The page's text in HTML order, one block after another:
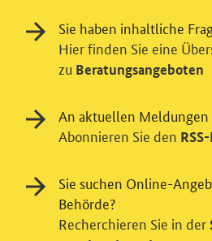
Einwilligung in
Videodienst
Sie haben inhaltliche
Hier finden Sie eine
zu Beratungsangeboten
An aktuellen Meldungen
Abonnieren Sie den
Sie suchen Online-
Behörde?
Recherchieren Sie in der